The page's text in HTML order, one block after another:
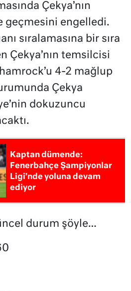
Çekya’nın
geçmesini engelledi.
sıralamasına bir sıra
Çekya’nın temsilcisi
4-2 mağlup
Çekya
dokuzuncu
Kaptan dümende:
Fenerbahçe Şampiyonlar
Ligi’nde yoluna devam
ediyor
durum şöyle…